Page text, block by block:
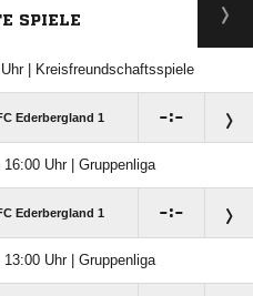
SPIELE
| Kreisfreundschaftsspiele
Ederbergland 1 :
Uhr | Gruppenliga
Ederbergland 1 :
Uhr | Gruppenliga